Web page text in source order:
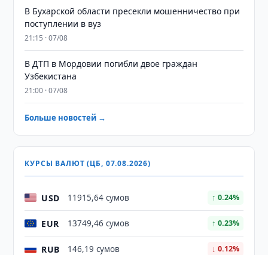
В Бухарской области пресекли мошенничество при
поступлении в вуз
21:15 · 07/08
В ДТП в Мордовии погибли двое граждан
Узбекистана
21:00 · 07/08
Больше новостей →
КУРСЫ ВАЛЮТ (ЦБ, 07.08.2026)
USD 11915,64 сумов ↑ 0.24%
EUR 13749,46 сумов ↑ 0.23%
RUB 146,19 сумов ↓ 0.12%